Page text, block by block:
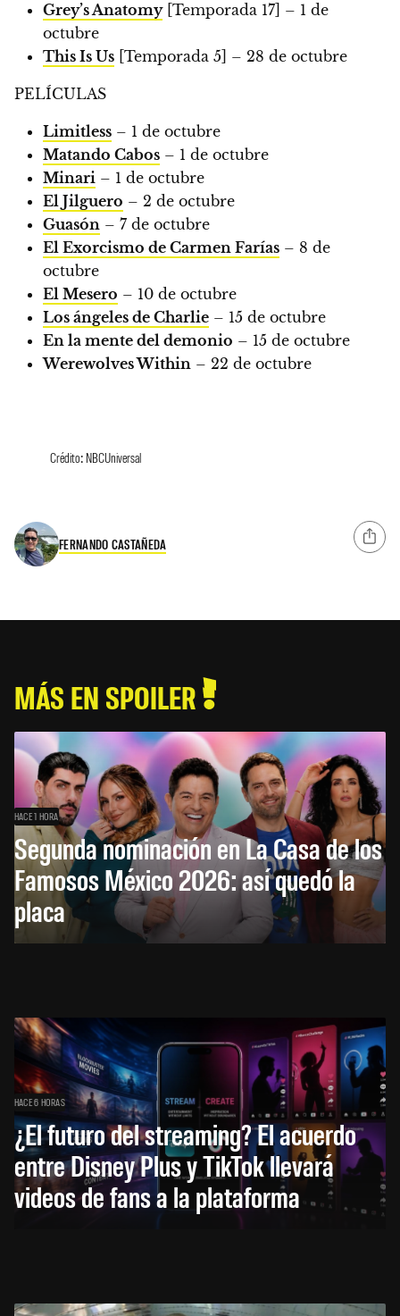
Grey’s Anatomy[Temporada 17] – 1 de
octubre
This Is Us [Temporada 5] – 28 de octubre
PELÍCULAS
Limitless – 1 de octubre
Matando Cabos – 1 de octubre
Minari – 1 de octubre
El Jilguero – 2 de octubre
Guasón – 7 de octubre
El Exorcismo de Carmen Farías – 8 de
octubre
El Mesero – 10 de octubre
Los ángeles de Charlie – 15 de octubre
En la mente del demonio – 15 de octubre
Werewolves Within – 22 de octubre
Crédito: NBCUniversal
FERNANDO CASTAÑEDA
MÁS EN SPOILER
HACE 1 HORA
Segunda nominación en La Casa de los
Famosos México 2026: así quedó la
placa
HACE 6 HORAS
¿El futuro del streaming? El acuerdo
entre Disney Plus y TikTok llevará
videos de fans a la plataforma